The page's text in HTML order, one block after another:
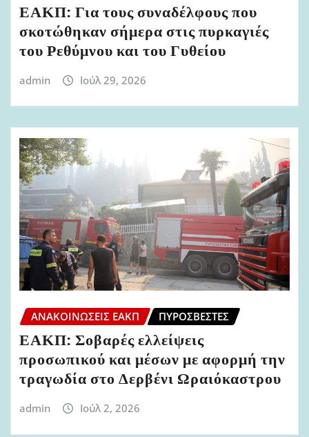
ΕΑΚΠ: Για τους συναδέλφους που
σκοτώθηκαν σήμερα στις πυρκαγιές
του Ρεθύμνου και του Γυθείου
admin Ιούλ 29, 2026
ΑΝΑΚΟΙΝΏΣΕΙΣ ΕΑΚΠ ΠΥΡΟΣΒΈΣΤΕΣ
ΕΑΚΠ: Σοβαρές ελλείψεις
προσωπικού και μέσων με αφορμή την
τραγωδία στο Δερβένι Ωραιόκαστρου
admin Ιούλ 2, 2026